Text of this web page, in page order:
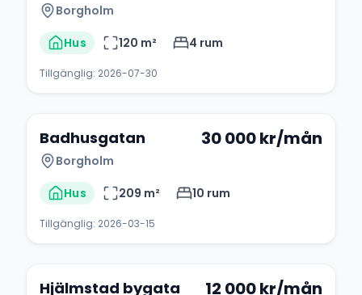
Borgholm
Hus 120 m² 4 rum
Tillgänglig: 2026-07-30
Badhusgatan
Borgholm
30 000kr/mån
Hus 209 m² 10 rum
Tillgänglig: 2026-03-15
Hjälmstad bygata 12 000kr/mån